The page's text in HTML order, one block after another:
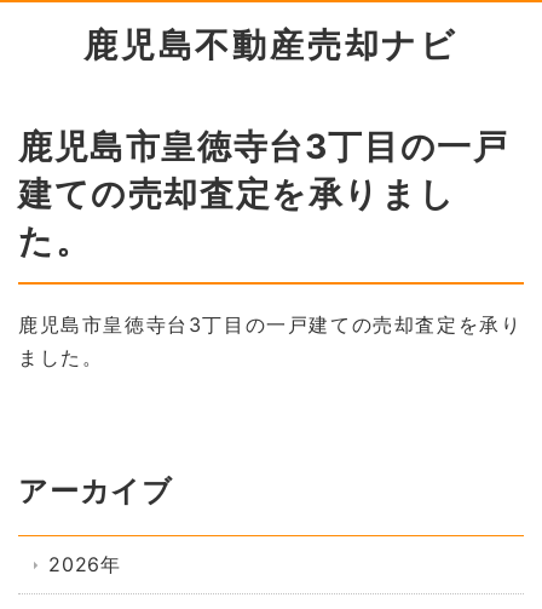
鹿児島不動産売却ナビ
鹿児島市皇徳寺台3丁目の一戸
建ての売却査定を承りまし
た。
鹿児島市皇徳寺台3丁目の一戸建ての売却査定を承り
ました。
アーカイブ
2026年